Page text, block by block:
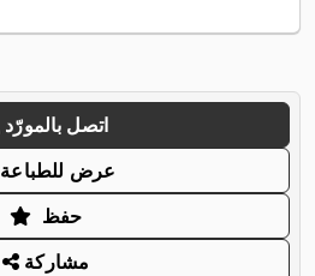
اتصل بالمورّد
عرض للطباعة
حفظ
مشاركة